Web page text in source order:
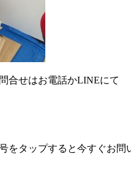
合せはお電話かLINEにて
タップすると今すぐお問